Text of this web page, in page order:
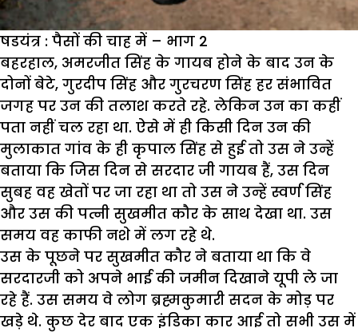
षडयंत्र : पैसों की चाह में – भाग 2
बहरहाल, अमरजीत सिंह के गायब होने के बाद उन के
दोनों बेटे, गुरदीप सिंह और गुरचरण सिंह हर संभावित
जगह पर उन की तलाश करते रहे. लेकिन उन का कहीं
पता नहीं चल रहा था. ऐसे में ही किसी दिन उन की
मुलाकात गांव के ही कृपाल सिंह से हुई तो उस ने उन्हें
बताया कि जिस दिन से सरदार जी गायब हैं, उस दिन
सुबह वह खेतों पर जा रहा था तो उस ने उन्हें स्वर्ण सिंह
और उस की पत्नी सुखमीत कौर के साथ देखा था. उस
समय वह काफी नशे में लग रहे थे.
उस के पूछने पर सुखमीत कौर ने बताया था कि वे
सरदारजी को अपने भाई की जमीन दिखाने यूपी ले जा
रहे हैं. उस समय वे लोग ब्रह्मकुमारी सदन के मोड़ पर
खड़े थे. कुछ देर बाद एक इंडिका कार आई तो सभी उस में